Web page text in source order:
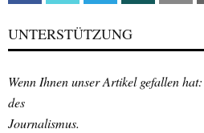
UNTERSTÜTZUNG
Wenn Ihnen unser Artikel gefallen
des
Journalismus.